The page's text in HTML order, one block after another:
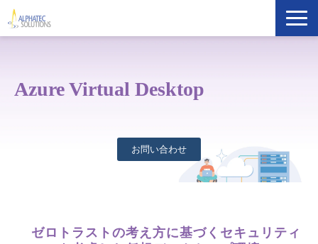
導入事例
Azure Virtual Desktop
お問い合わせ
ゼロトラストの考え方に基づくセキュリティ